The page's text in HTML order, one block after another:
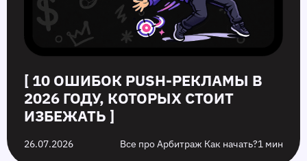
[ 10 ОШИБОК PUSH‑РЕКЛАМЫ В
2026 ГОДУ, КОТОРЫХ СТОИТ
ИЗБЕЖАТЬ ]
26.07.2026 Все про Арбитраж Как начать?1 мин